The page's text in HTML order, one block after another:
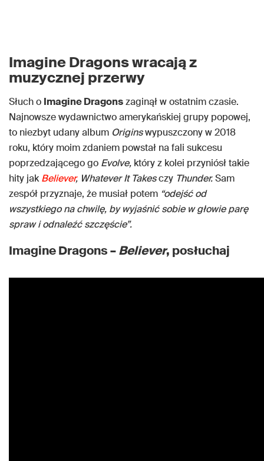
Imagine Dragons wracają z
muzycznej przerwy
Słuch o Imagine Dragonszaginął w ostatnim czasie.
Najnowsze wydawnictwo amerykańskiej grupy popowej,
to niezbyt udany album Originswypuszczony w 2018
roku, który moim zdaniem powstał na fali sukcesu
poprzedzającego go Evolve, który z kolei przyniósł takie
hity jakBeliever, Whatever It Takesczy Thunder.Sam
zespół przyznaje, że musiał potem “odejść od
wszystkiego na chwilę, by wyjaśnić sobie w głowie parę
spraw i odnaleźć szczęście”.
Imagine Dragons –Believer, posłuchaj